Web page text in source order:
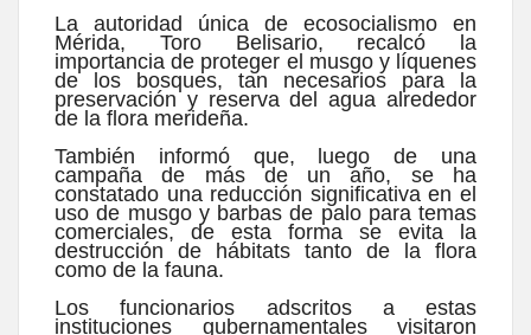
La autoridad única de ecosocialismo en
Mérida, Toro Belisario, recalcó la
importancia de proteger el musgo y líquenes
de los bosques, tan necesarios para la
preservación y reserva del agua alrededor
de la flora merideña.
También informó que, luego de una
campaña de más de un año, se ha
constatado una reducción significativa en el
uso de musgo y barbas de palo para temas
comerciales, de esta forma se evita la
destrucción de hábitats tanto de la flora
como de la fauna.
Los funcionarios adscritos a estas
instituciones gubernamentales visitaron